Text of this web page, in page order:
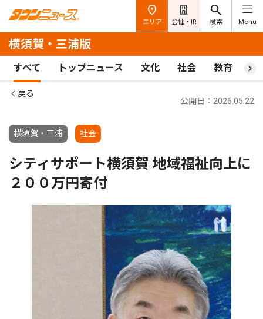
エリア 会社・IR 検索 Menu
横須賀・三浦版
すべて トップニュース 文化 社会 教育 ス
戻る
横須賀・三浦 社会
公開日：2026.05.22
シティサポート横須賀 地域福祉向上に
２００万円寄付